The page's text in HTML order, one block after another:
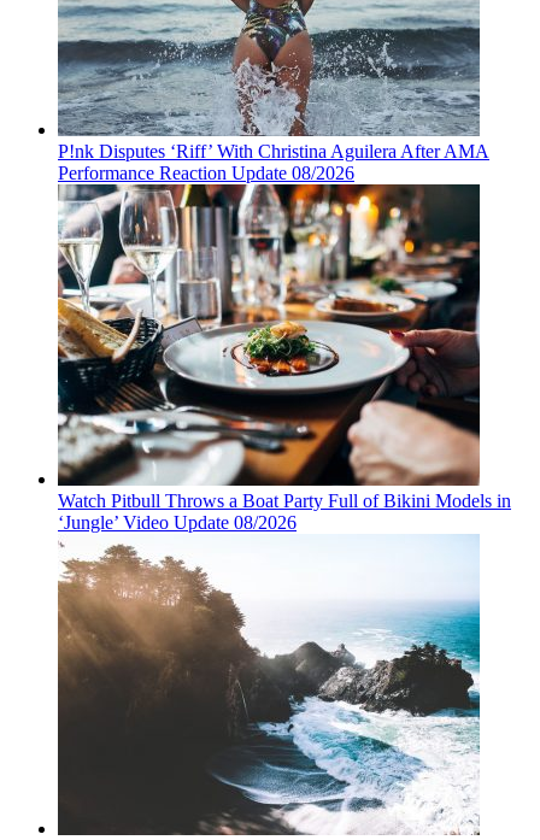
P!nk Disputes ‘Riff’ With Christina Aguilera After AMA
Performance Reaction Update 08/2026
Watch Pitbull Throws a Boat Party Full of Bikini Models in
‘Jungle’ Video Update 08/2026